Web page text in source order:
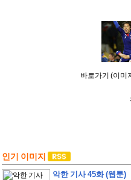
바로가기 (이미
인기 이미지
악한 기사 45화 (웹툰)